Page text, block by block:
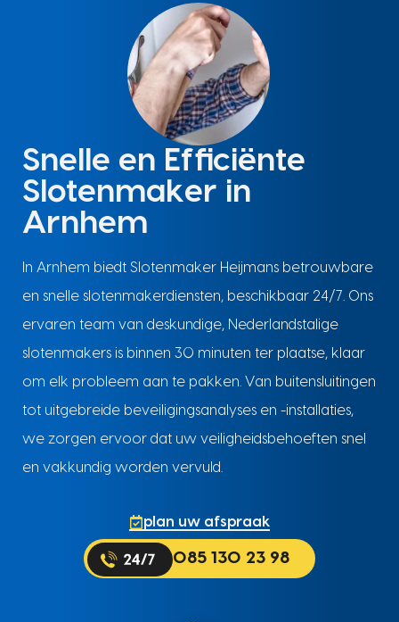
Snelle en Efficiënte
Slotenmaker in
Arnhem
In Arnhem biedt Slotenmaker Heijmans betrouwbare
en snelle slotenmakerdiensten, beschikbaar 24/7. Ons
ervaren team van deskundige, Nederlandstalige
slotenmakers is binnen 30 minuten ter plaatse, klaar
om elk probleem aan te pakken. Van buitensluitingen
tot uitgebreide beveiligingsanalyses en -installaties,
we zorgen ervoor dat uw veiligheidsbehoeften snel
en vakkundig worden vervuld.
plan uw afspraak
085 130 23 98